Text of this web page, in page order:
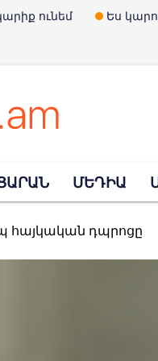
ունեմ Ես
ՄԵԴԻԱ
մնալու և երեխաներ